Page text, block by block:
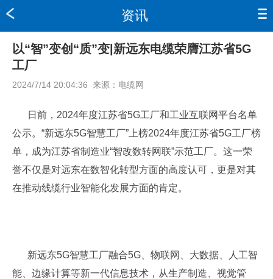
资讯
以“智”变创“质”变|新远东电缆荣膺江苏省5G
工厂
2024/7/14 20:04:36 来源： 电缆网
日前，2024年度江苏省5G工厂和工业互联网平台名单
公示。“新远东5G智慧工厂”上榜2024年度江苏省5G工厂榜
单，成为江苏省制造业“智改数转网联”示范工厂。这一荣
誉不仅是对远东在数智化转型方面的高度认可，更是对其
在推动线缆行业智能化发展方面的肯定。
新远东5G智慧工厂融合5G、物联网、大数据、人工智
能、边缘计算等新一代信息技术，从生产制造、视觉管